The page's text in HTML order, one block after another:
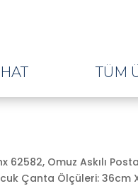
TÜM
62582, Omuz Askılı
Çanta Ölçüleri: 36cm